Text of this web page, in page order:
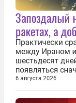
Запоздалый
ракетах, а
Практически
между Ираном
шестьдесят
появляться
вовсе
в войне.
киевского
6 августа 2026